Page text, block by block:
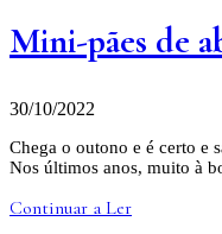
Mini-pães de
30/10/2022
Chega o outono e é certo e
Nos últimos anos, muito à
Continuar a Ler